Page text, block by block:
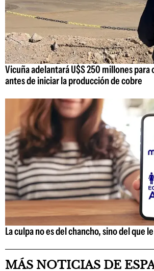
Vicuña adelantará U$S 250 millones para
antes de iniciar la producción de cobre
La culpa no es del chancho, sino del que
MÁS NOTICIAS DE